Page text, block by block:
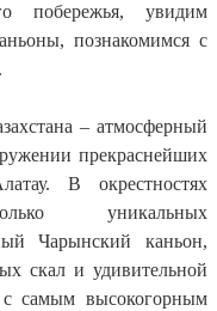
побережья, увидим
познакомимся с
– атмосферный
прекраснейших
В окрестностях
уникальных
Чарынский каньон,
скал и удивительной
самым высокогорным